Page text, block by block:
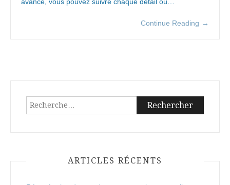
Continue Reading →
Rechercher :
ARTICLES RÉCENTS